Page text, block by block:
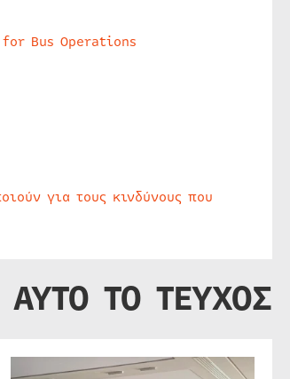
Bus Operations
για τους κινδύνους που
ΑΥΤΟ ΤΟ ΤΕΥΧΟΣ